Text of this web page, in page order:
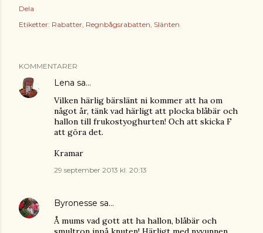
Dela
Etiketter: Rabatter Regnbågsrabatten Slänten
KOMMENTARER
Lena sa…
Vilken härlig bärslänt ni kommer att ha om
något år, tänk vad härligt att plocka blåbär och
hallon till frukostyoghurten! Och att skicka F
att göra det.
Kramar
29 september 2013 kl. 20:13
Byronesse sa…
Å mums vad gott att ha hallon, blåbär och